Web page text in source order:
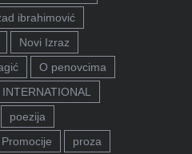
ibrahimović
Novi Izraz
O penovcima
poezija
Promocije
proza